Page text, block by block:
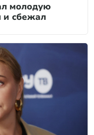
молодую
и сбежал